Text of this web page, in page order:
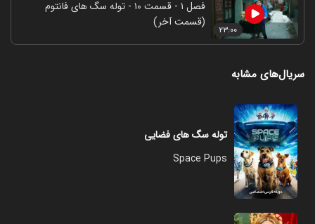
۲۳:۰۰
فصل ۱ - قسمت ۱۰ - توله سگ های فانتوم
(قسمت آخر)
سریال‌های مشابه
توله سگ های فضایی
Space Pups